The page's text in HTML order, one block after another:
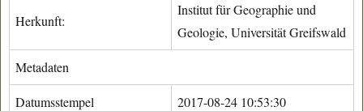
Herkunft:
Institut für Geographie und
Geologie, Universität Greifswald
Metadaten
Datumsstempel 2017-08-24 10:53:30